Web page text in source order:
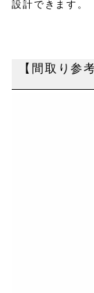
設計できます。
【間取り